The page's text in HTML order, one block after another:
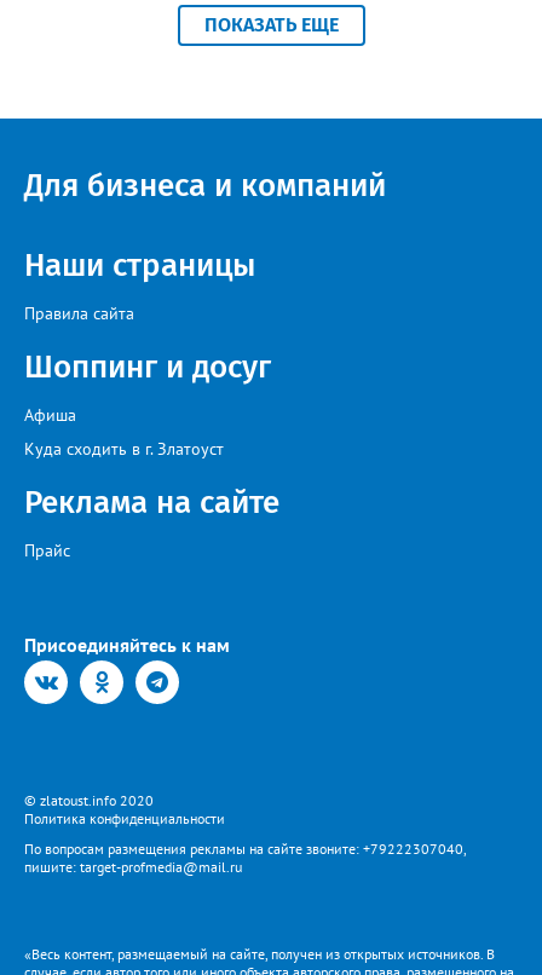
прослушивания участников, мастер-классы от ведущих
наставников, выступления победителей прошлых лет и
Челябинской, Свердловской, Курганской, Оренбургской
идейный вдохновитель, организатор фестиваля, эстрадный
певец, победитель главного патриотического конкурса страны
искусства «Золотая лира», участник телевизионных проектов
на Первом канале, обладатель звания «Голос страны» Алексей
ПОКАЗАТЬ ЕЩЕ
Для бизнеса и компаний
Наши страницы
Правила сайта
Шоппинг и досуг
Афиша
Куда сходить в г. Златоуст
Реклама на сайте
Прайс
Присоединяйтесь к нам
© zlatoust.info 2020
Политика конфиденциальности
По вопросам размещения рекламы на сайте звоните: +79222307040,
пишите: target-profmedia@mail.ru
«Весь контент, размещаемый на сайте, получен из открытых источников. В